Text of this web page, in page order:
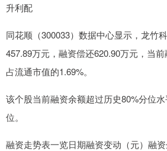
升利配
同花顺（300033）数据中心显示，龙竹
457.89万元，融资偿还620.90万元，当前
占流通市值的1.69%。
该个股当前融资余额超过历史80%分位
位。
融资走势表一览日期融资变动（元）融